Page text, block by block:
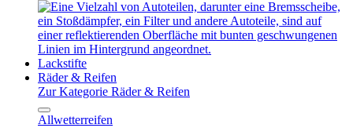
Lackstifte
Räder & Reifen
Zur Kategorie Räder & Reifen
Allwetterreifen